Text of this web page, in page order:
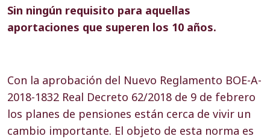
Sin ningún requisito para aquellas
aportaciones que superen los 10 años.
Con la aprobación del Nuevo Reglamento BOE-A-
2018-1832 Real Decreto 62/2018 de 9 de febrero
los planes de pensiones están cerca de vivir un
cambio importante. El objeto de esta norma es